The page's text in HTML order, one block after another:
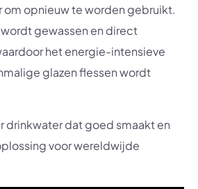
opnieuw te worden gebruikt.
gewassen en direct
het energie-intensieve
glazen flessen wordt
drinkwater dat goed smaakt en
voor wereldwijde